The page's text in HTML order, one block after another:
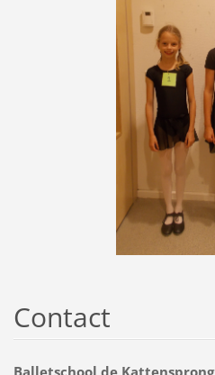
Contact